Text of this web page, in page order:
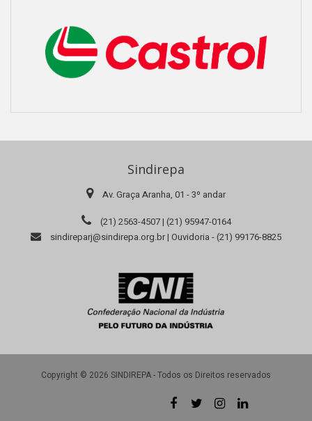
Sindirepa
Av. Graça Aranha, 01 - 3º andar
(21) 2563-4507 | (21) 95947-0164
sindireparj@sindirepa.org.br | Ouvidoria - (21) 99176-8825
Copyright © 2026 SINDIREPA - Todos os Direitos reservados